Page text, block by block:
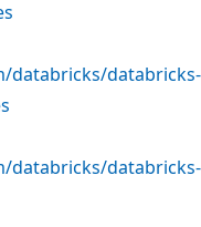
databricks/databricks-
databricks/databricks-